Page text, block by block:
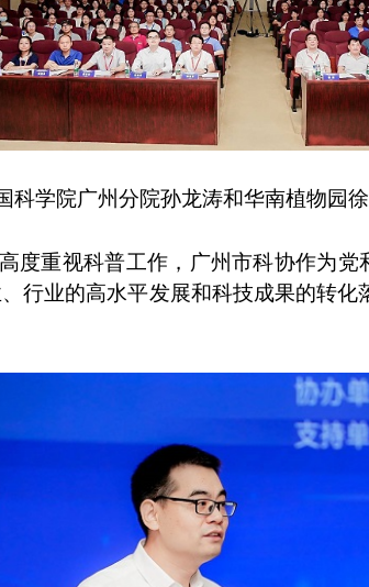
院广州分院孙龙涛和华南植物园徐
视科普工作，广州市科协作为党
行业的高水平发展和科技成果的转化